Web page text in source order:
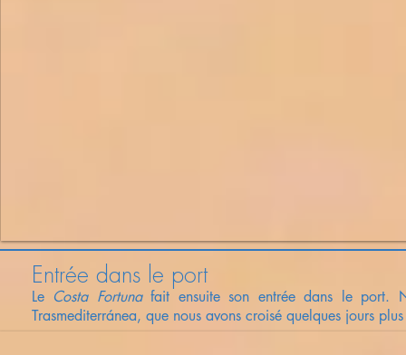
Entrée dans le port
Le Costa Fortunafait ensuite son entrée dans le port.
Trasmediterránea, que nous avons croisé quelques jours